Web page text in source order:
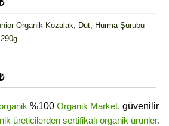
Organik Kozalak, Dut, Hurma Şurubu
%100 Organik Market, güvenilir
üreticilerden sertifikalı organik ürünler.